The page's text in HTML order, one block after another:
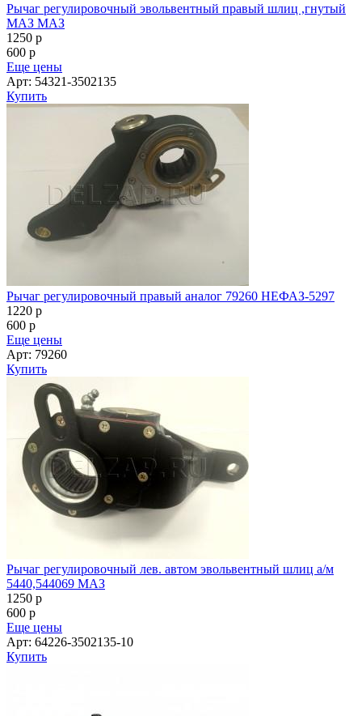
Рычаг регулировочный эвольвентный правый шлиц ,гнутый
МАЗ МАЗ
1250 p
600 p
Еще цены
Арт: 54321-3502135
Купить
Рычаг регулировочный правый аналог 79260 НЕФАЗ-5297
1220 p
600 p
Еще цены
Арт: 79260
Купить
Рычаг регулировочный лев. автом эвольвентный шлиц а/м
5440,544069 МАЗ
1250 p
600 p
Еще цены
Арт: 64226-3502135-10
Купить